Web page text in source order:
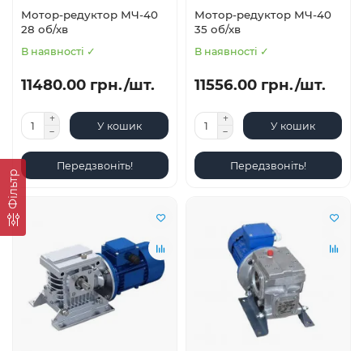
Фільтр
Мотор-редуктор МЧ-40
28 об/хв
В наявності ✓
11480.00 грн./шт.
У кошик
Передзвоніть!
Мотор-редуктор МЧ-40
35 об/хв
В наявності ✓
11556.00 грн./шт.
У кошик
Передзвоніть!